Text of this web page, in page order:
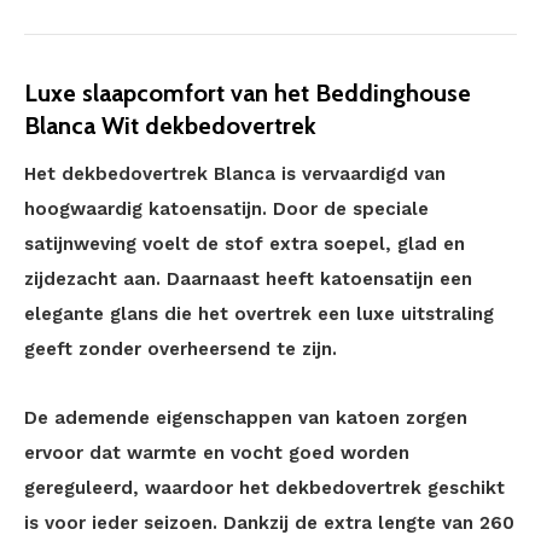
Luxe slaapcomfort van het Beddinghouse
Blanca Wit dekbedovertrek
Het dekbedovertrek Blanca is vervaardigd van
hoogwaardig katoensatijn. Door de speciale
satijnweving voelt de stof extra soepel, glad en
zijdezacht aan. Daarnaast heeft katoensatijn een
elegante glans die het overtrek een luxe uitstraling
geeft zonder overheersend te zijn.
De ademende eigenschappen van katoen zorgen
ervoor dat warmte en vocht goed worden
gereguleerd, waardoor het dekbedovertrek geschikt
is voor ieder seizoen. Dankzij de extra lengte van 260